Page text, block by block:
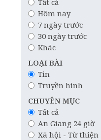
Tất cả
Hôm nay
7 ngày trước
30 ngày trước
Khác
LOẠI BÀI
Tin
Truyền hình
CHUYÊN MỤC
Tất cả
An Giang 24 giờ
Xã hội - Từ thiện